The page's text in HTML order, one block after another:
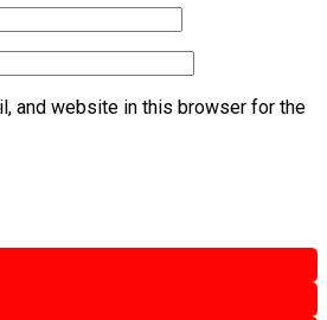
and website in this browser for the